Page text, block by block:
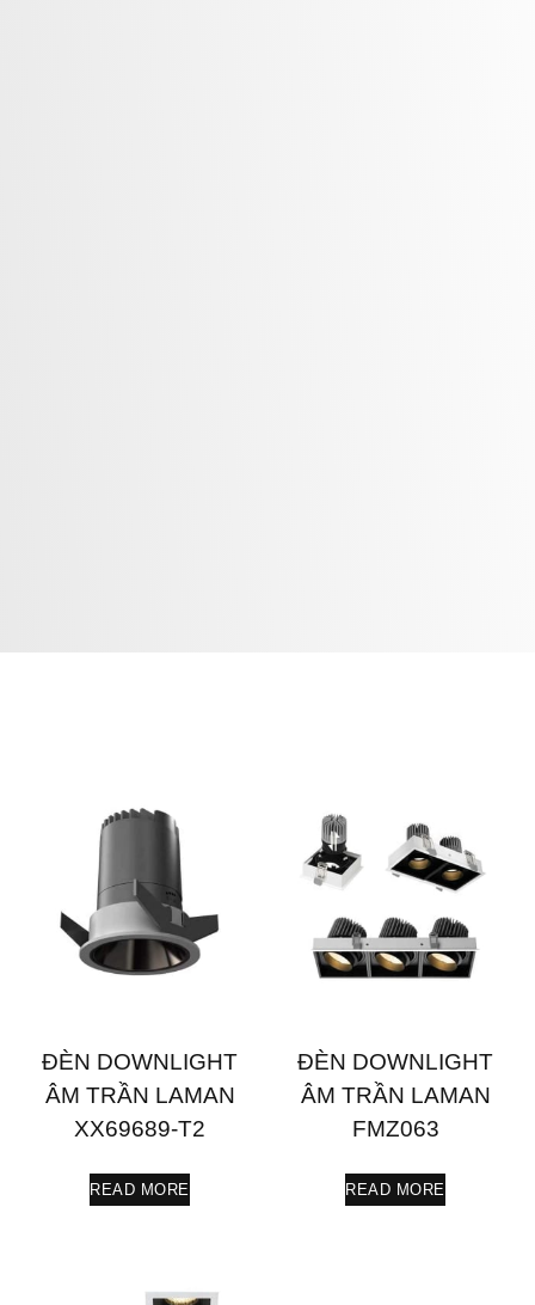
ĐÈN DOWNLIGHT
ÂM TRẦN LAMAN
XX69689-T2
READ MORE
ĐÈN DOWNLIGHT
ÂM TRẦN LAMAN
FMZ063
READ MORE